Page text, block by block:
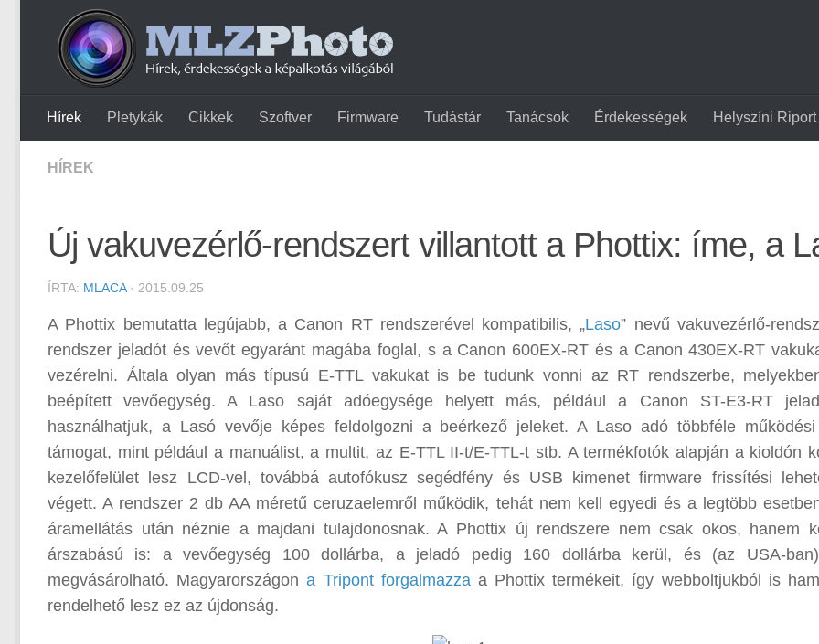
Hírek Pletykák Cikkek Szoftver Firmware Tudástár Tanácsok Érdekességek Helyszíni Riport
HÍREK
Új vakuvezérlő-rendszert villantott a Phottix: íme, a
ÍRTA: MLACA· 2015.09.25
A Phottix bemutatta legújabb, a Canon RT rendszerével kompatibilis, „Laso” nevű vakuvezérlő-
rendszer jeladót és vevőt egyaránt magába foglal, s a Canon 600EX-RT és a Canon 430EX-RT
vezérelni. Általa olyan más típusú E-TTL vakukat is be tudunk vonni az RT rendszerbe,
beépített vevőegység. A Laso saját adóegysége helyett más, például a Canon ST-E3-RT
használhatjuk, a Lasó vevője képes feldolgozni a beérkező jeleket. A Laso adó többféle
támogat, mint például a manuálist, a multit, az E-TTL II-t/E-TTL-t stb. A termékfotók alapján a kioldón
kezelőfelület lesz LCD-vel, továbbá autofókusz segédfény és USB kimenet firmware frissítési
végett. A rendszer 2 db AA méretű ceruzaelemről működik, tehát nem kell egyedi és a legtöbb
áramellátás után néznie a majdani tulajdonosnak. A Phottix új rendszere nem csak okos, hanem
árszabású is: a vevőegység 100 dollárba, a jeladó pedig 160 dollárba kerül, és (az USA-
megvásárolható. Magyarországona Tripont forgalmazzaa Phottix termékeit, így webboltjukból is
rendelhető lesz ez az újdonság.